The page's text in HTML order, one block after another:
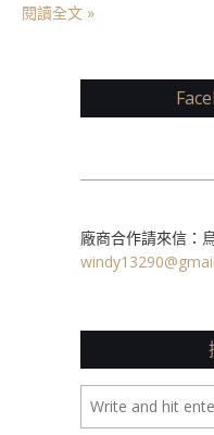
閱讀全文 »
廠商合作請來信：